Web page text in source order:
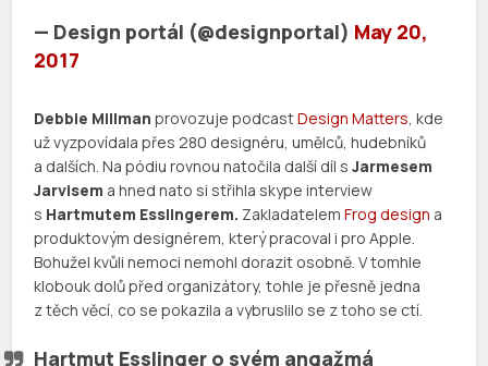
— Design portál (@designportal) May 20,
2017
Debbie Millman provozuje podcastDesign Matters , kde
už vyzpovídala přes 280 designéru, umělců, hudebníků
a dalších. Na pódiu rovnou natočila další díl sJarmesem
Jarvisem a hned nato si střihla skype interview
s Hartmutem Esslingerem. ZakladatelemFrog design a
produktovým designérem, který pracoval i pro Apple.
Bohužel kvůli nemoci nemohl dorazit osobně. V tomhle
klobouk dolů před organizátory, tohle je přesně jedna
z těch věcí, co se pokazila a vybruslilo se z toho se ctí.
Hartmut Esslinger o svém angažmá